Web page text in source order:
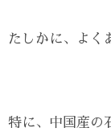
たしかに、よく
特に、中国産の